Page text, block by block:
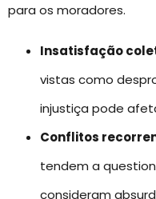
para os moradores.
Insatisfação
vistas como
injustiça pode
Conflitos
tendem a
consideram